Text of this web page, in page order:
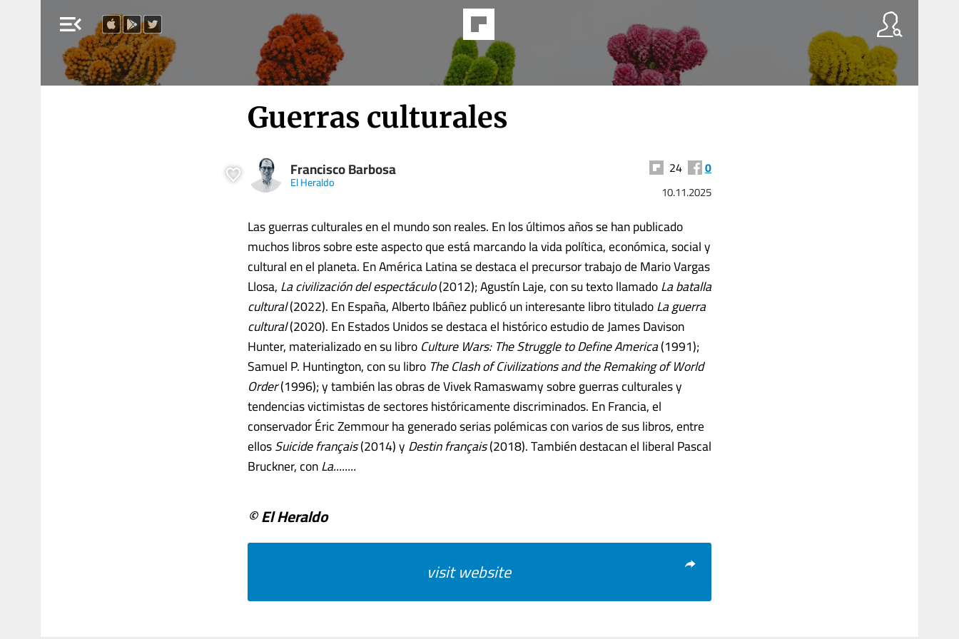
menu_open
Guerras culturales
Francisco Barbosa
El Heraldo
24 0
10.11.2025
Las guerras culturales en el mundo son reales. En los últimos años se han publicado
muchos libros sobre este aspecto que está marcando la vida política, económica, social y
cultural en el planeta. En América Latina se destaca el precursor trabajo de Mario Vargas
Llosa,La civilización del espectáculo(2012); Agustín Laje, con su texto llamadoLa batalla
cultural(2022). En España, Alberto Ibáñez publicó un interesante libro tituladoLa guerra
cultural(2020). En Estados Unidos se destaca el histórico estudio de James Davison
Hunter, materializado en su libroCulture Wars: The Struggle to Define America(1991);
Samuel P. Huntington, con su libro The Clash of Civilizations and the Remaking of World
Order(1996); y también las obras de Vivek Ramaswamy sobre guerras culturales y
tendencias victimistas de sectores históricamente discriminados. En Francia, el
conservador Éric Zemmour ha generado serias polémicas con varios de sus libros, entre
ellosSuicide français(2014) yDestin français(2018). También destacan el liberal Pascal
Bruckner, conLa........
© El Heraldo
visit website